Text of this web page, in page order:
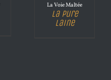
La Voie Maltée
La Pure
Laine